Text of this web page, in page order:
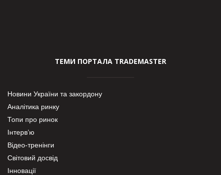
ТЕМИ ПОРТАЛА TRADEMASTER
Новини України та закордону
Аналітика ринку
Топи про ринок
Інтерв’ю
Відео-тренінги
Світовий досвід
Інновації